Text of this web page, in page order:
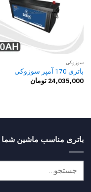
سوزوکی
باتری 170 آمپر سوزوکی
24,035,000 تومان
باتری مناسب ماشین شما